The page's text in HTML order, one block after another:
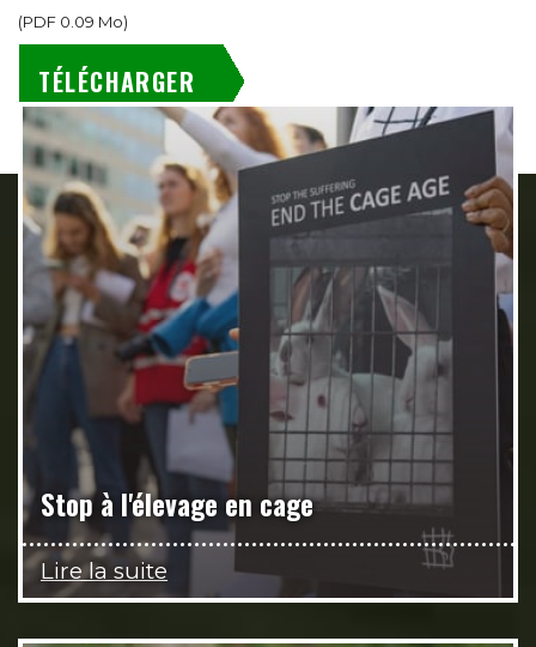
(PDF 0.09 Mo)
TÉLÉCHARGER
Stop à l'élevage en cage
Lire la suite